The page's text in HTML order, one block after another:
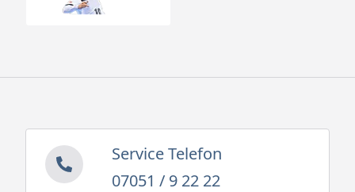
Service Telefon
07051 / 9 22 22